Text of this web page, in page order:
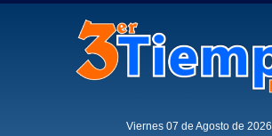
Viernes 07 de Agosto de 2026